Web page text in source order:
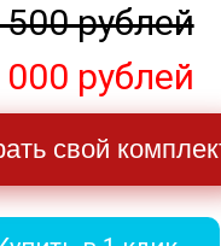
рублей
рублей
свой